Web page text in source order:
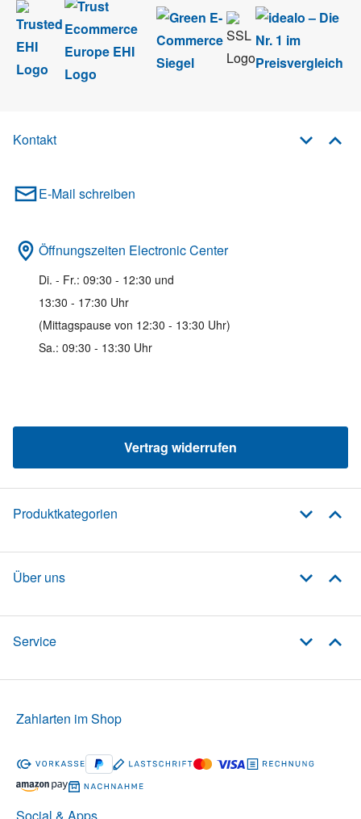
Kontakt
E-Mail schreiben
Öffnungszeiten Electronic Center
Di. - Fr.: 09:30 - 12:30 und
13:30 - 17:30 Uhr
(Mittagspause von 12:30 - 13:30 Uhr)
Sa.: 09:30 - 13:30 Uhr
Vertrag widerrufen
Produktkategorien
Über uns
Service
Social & Apps
Zahlarten im Shop